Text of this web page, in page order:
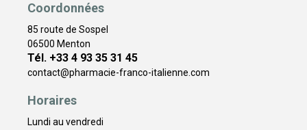
Coordonnées
85 route de Sospel
06500 Menton
Tél. +33 4 93 35 31 45
contact@pharmacie-franco-italienne.com
Horaires
Lundi au vendredi